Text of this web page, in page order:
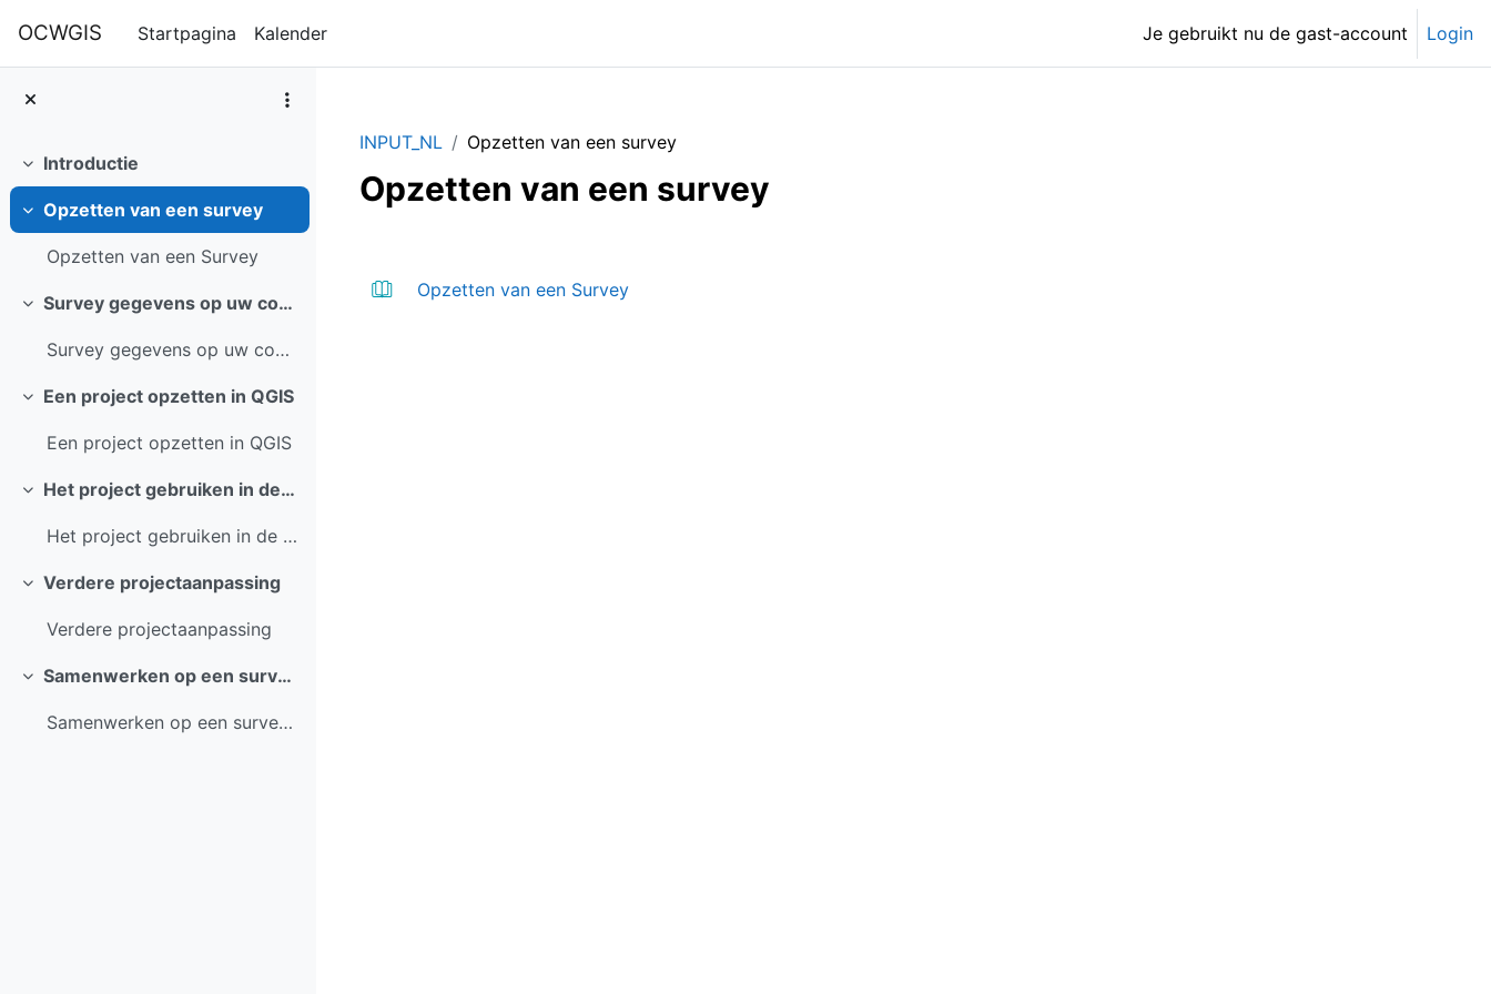
OCWGIS Startpagina Kalender Je gebruikt nu de gast-account Login
Samenklappen
Introductie
Samenklappen
Opzetten van een survey
Opzetten van een Survey
Samenklappen
Survey gegevens op uw computer openen
Survey gegevens op uw computer openen
Samenklappen
Een project opzetten in QGIS
Een project opzetten in QGIS
Samenklappen
Het project gebruiken in de Mergin Maps app
Het project gebruiken in de Mergin Maps app
Samenklappen
Verdere projectaanpassing
Verdere projectaanpassing
Samenklappen
Samenwerken op een survey project
Samenwerken op een survey project
INPUT_NL Opzetten van een survey
Opzetten van een survey
Opzetten van een SurveyBoek